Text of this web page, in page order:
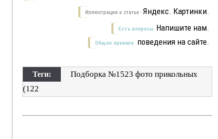
Иллюстрация к статье - Яндекс. Картинки.
Есть вопросы. Напишите нам.
Общие правила поведения на сайте.
Теги:
Подборка №1523 фото прикольных
(122